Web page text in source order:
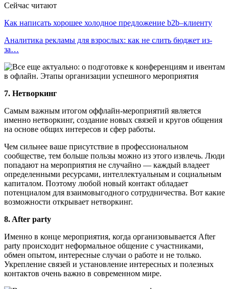
Сейчас читают
Как написать хорошее холодное предложение b2b–клиенту
Аналитика рекламы для взрослых: как не слить бюджет из-
за…
7. Нетворкинг
Самым важным итогом оффлайн-мероприятий является
именно нетворкинг, создание новых связей и кругов общения
на основе общих интересов и сфер работы.
Чем сильнее ваше присутствие в профессиональном
сообществе, тем больше пользы можно из этого извлечь. Люди
попадают на мероприятия не случайно — каждый владеет
определенными ресурсами, интеллектуальным и социальным
капиталом. Поэтому любой новый контакт обладает
потенциалом для взаимовыгодного сотрудничества. Вот какие
возможности открывает нетворкинг.
8. After party
Именно в конце мероприятия, когда организовывается After
party происходит неформальное общение с участниками,
обмен опытом, интересные случаи о работе и не только.
Укрепление связей и установление интересных и полезных
контактов очень важно в современном мире.